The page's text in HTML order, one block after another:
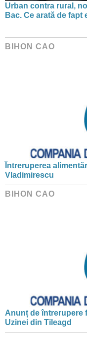
Urban contra rural,
Bac. Ce arată de
BIHON CAO
Întreruperea
Vladimirescu
BIHON CAO
Anunț de întrerupere
Uzinei din Tileagd